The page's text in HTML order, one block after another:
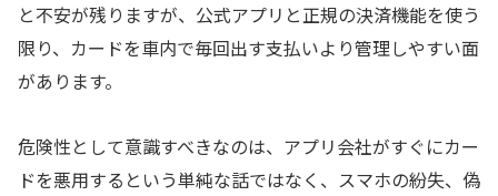
と不安が残りますが、公式アプリと正規の決済機能を使う
限り、カードを車内で毎回出す支払いより管理しやすい面
があります。
危険性として意識すべきなのは、アプリ会社がすぐにカー
ドを悪用するという単純な話ではなく、スマホの紛失、偽